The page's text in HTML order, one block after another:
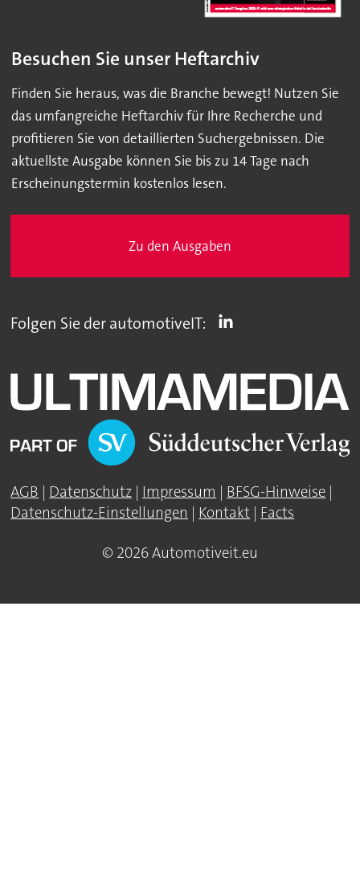
Besuchen Sie unser Heftarchiv
Finden Sie heraus, was die Branche bewegt! Nutzen Sie
das umfangreiche Heftarchiv für Ihre Recherche und
profitieren Sie von detaillierten Suchergebnissen. Die
aktuellste Ausgabe können Sie bis zu 14 Tage nach
Erscheinungstermin kostenlos lesen.
Zu den Ausgaben
Folgen Sie der automotiveIT:
AGB | Datenschutz | Impressum | BFSG-Hinweise |
Datenschutz-Einstellungen | Kontakt | Facts
© 2026 Automotiveit.eu